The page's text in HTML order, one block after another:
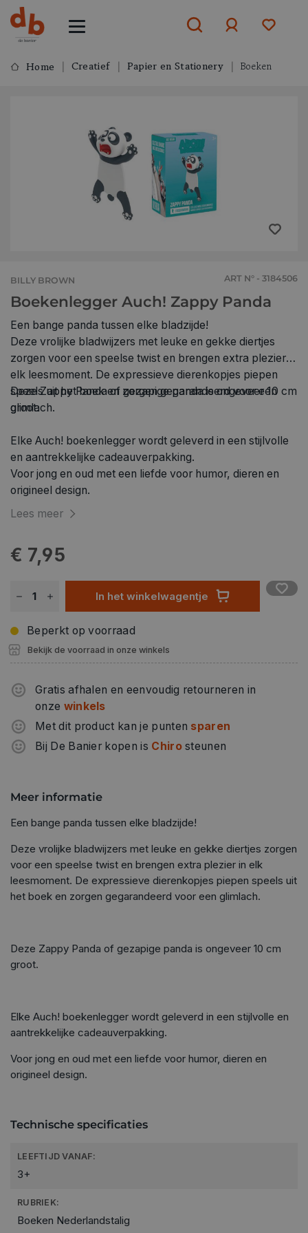
Home Creatief Papier en Stationery Boeken
BILLY BROWN ART N° - 3184506
Boekenlegger Auch! Zappy Panda
Een bange panda tussen elke bladzijde!
Deze vrolijke bladwijzers met leuke en gekke diertjes
zorgen voor een speelse twist en brengen extra plezier in
elk leesmoment. De expressieve dierenkopjes piepen
speels uit het boek en zorgen gegarandeerd voor een
glimlach.
Deze Zappy Panda of gezapige panda is ongeveer 10 cm
groot.
Elke Auch! boekenlegger wordt geleverd in een stijlvolle
en aantrekkelijke cadeauverpakking.
Voor jong en oud met een liefde voor humor, dieren en
origineel design.
Lees meer
€ 7,95
In het winkelwagentje
Beperkt op voorraad
Bekijk de voorraad in onze winkels
Gratis afhalen en eenvoudig retourneren in
onze winkels
Met dit product kan je punten sparen
Bij De Banier kopen is Chirosteunen
Meer informatie
Een bange panda tussen elke bladzijde!
Deze vrolijke bladwijzers met leuke en gekke diertjes zorgen
voor een speelse twist en brengen extra plezier in elk
leesmoment. De expressieve dierenkopjes piepen speels uit
het boek en zorgen gegarandeerd voor een glimlach.
Deze Zappy Panda of gezapige panda is ongeveer 10 cm
groot.
Elke Auch! boekenlegger wordt geleverd in een stijlvolle en
aantrekkelijke cadeauverpakking.
Voor jong en oud met een liefde voor humor, dieren en
origineel design.
Technische specificaties
LEEFTIJD VANAF:
3+
RUBRIEK:
Boeken Nederlandstalig